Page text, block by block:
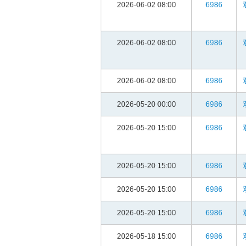
2026-06-02 08:00 6986
2026-06-02 08:00 6986
2026-06-02 08:00 6986
2026-05-20 00:00 6986
2026-05-20 15:00 6986
2026-05-20 15:00 6986
2026-05-20 15:00 6986
2026-05-20 15:00 6986
2026-05-18 15:00 6986